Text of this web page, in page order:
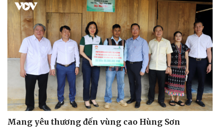
Mang yêu thương đến vùng cao Hùng Sơn